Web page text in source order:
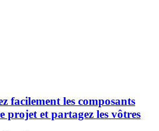
facilement les composants
projet et partagez les vôtres